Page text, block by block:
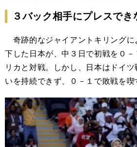
３バック相手にプレスでき
奇跡的なジャイアントキリングに
下した日本が、中３日で初戦を０
リカと対戦。しかし、日本はドイ
いを持続できず、０－１で敗戦を喫